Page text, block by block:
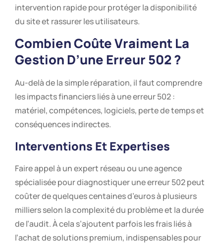
intervention rapide pour protéger la disponibilité
du site et rassurer les utilisateurs.
Combien Coûte Vraiment La
Gestion D’une Erreur 502 ?
Au-delà de la simple réparation, il faut comprendre
les impacts financiers liés à une erreur 502 :
matériel, compétences, logiciels, perte de temps et
conséquences indirectes.
Interventions Et Expertises
Faire appel à un expert réseau ou une agence
spécialisée pour diagnostiquer une erreur 502 peut
coûter de quelques centaines d’euros à plusieurs
milliers selon la complexité du problème et la durée
de l’audit. À cela s’ajoutent parfois les frais liés à
l’achat de solutions premium, indispensables pour